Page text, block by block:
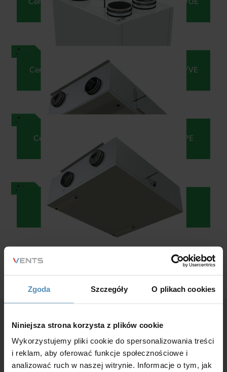
Zgoda Szczegóły O plikach cookies
Niniejsza strona korzysta z plików cookie
Wykorzystujemy pliki cookie do spersonalizowania treści
i reklam, aby oferować funkcje społecznościowe i
analizować ruch w naszej witrynie. Informacje o tym, jak
Centrala z wymiennikiem przeciwprądowym VUE
Centrala z wymiennikiem obrotowym VUTR V/VE
Centrala z wymiennikiem obrotowym VUTR PE
Centrala z wymiennikiem obrotowym VUT
Masz pytania?